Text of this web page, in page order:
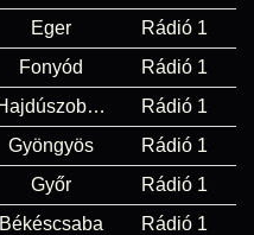
Eger
Rádió 1
Fonyód
Rádió 1
Hajdúszoboszló
Rádió 1
Gyöngyös
Rádió 1
Győr
Rádió 1
Békéscsaba
Rádió 1